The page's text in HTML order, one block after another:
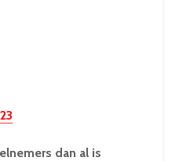
dan al is